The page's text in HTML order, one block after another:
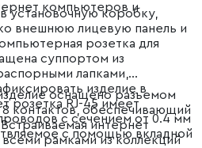
компьютеров и
установочную коробку,
внешнюю лицевую панель и
розетка для
суппортом из
лапками,
изделие в
розетка RJ-45 имеет
с сечением от 0.4 мм
с помощью вкладной
оснащено разъемом
8 контактов, обеспечивающий
интернет
рамками из коллекций